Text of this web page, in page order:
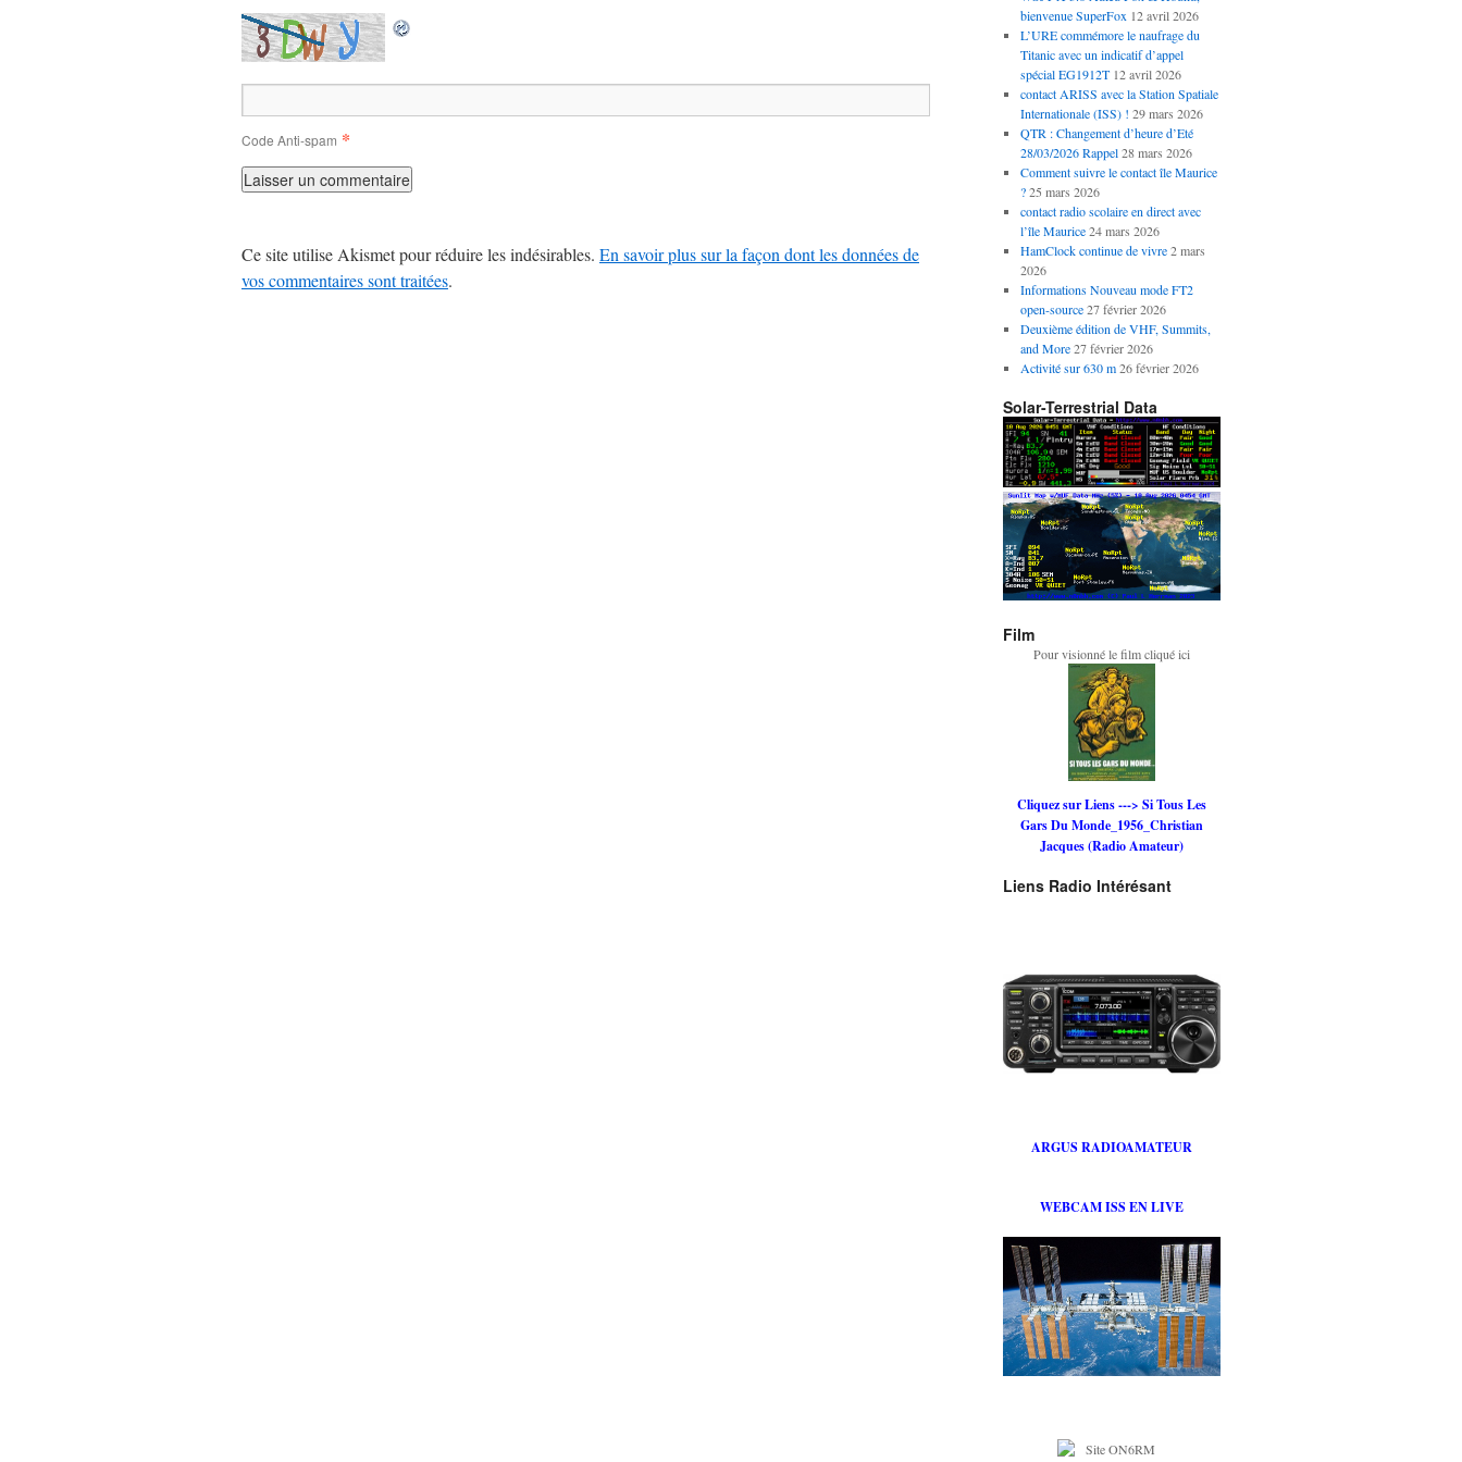
Code Anti-spam *
Ce site utilise Akismet pour réduire les indésirables. En savoir plus sur la façon dont les données de
vos commentaires sont traitées.
bienvenue SuperFox 12 avril 2026
L’URE commémore le naufrage du
Titanic avec un indicatif d’appel
spécial EG1912T 12 avril 2026
contact ARISS avec la Station Spatiale
Internationale (ISS) ! 29 mars 2026
QTR : Changement d’heure d’Eté
28/03/2026 Rappel 28 mars 2026
Comment suivre le contact île Maurice
? 25 mars 2026
contact radio scolaire en direct avec
l’île Maurice 24 mars 2026
HamClock continue de vivre 2 mars
2026
Informations Nouveau mode FT2
open-source 27 février 2026
Deuxième édition de VHF, Summits,
and More 27 février 2026
Activité sur 630 m 26 février 2026
Solar-Terrestrial Data
Film
Pour visionné le film cliqué ici
Cliquez sur Liens ---> Si Tous Les
Gars Du Monde_1956_Christian
Jacques (Radio Amateur)
Liens Radio Intérésant
ARGUS RADIOAMATEUR
WEBCAM ISS EN LIVE